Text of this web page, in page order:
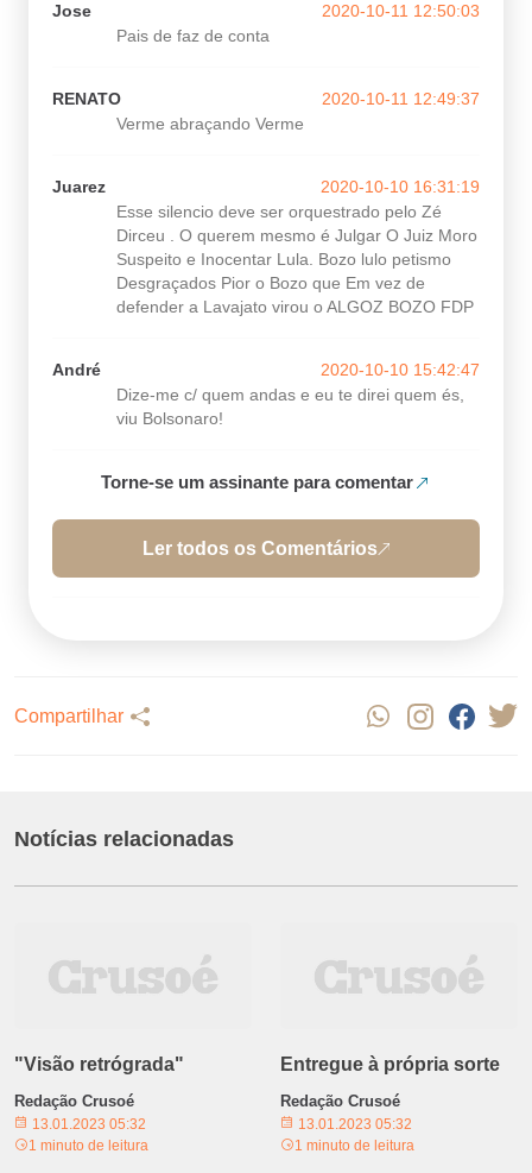
Jose
2020-10-11 12:50:03
Pais de faz de conta
RENATO
2020-10-11 12:49:37
Verme abraçando Verme
Juarez
2020-10-10 16:31:19
Esse silencio deve ser orquestrado pelo Zé
Dirceu . O querem mesmo é Julgar O Juiz Moro
Suspeito e Inocentar Lula. Bozo lulo petismo
Desgraçados Pior o Bozo que Em vez de
defender a Lavajato virou o ALGOZ BOZO FDP
André
2020-10-10 15:42:47
Dize-me c/ quem andas e eu te direi quem és,
viu Bolsonaro!
Torne-se um assinante para comentar
Ler todos os Comentários
Compartilhar
Notícias relacionadas
"Visão retrógrada"
Redação Crusoé
13.01.2023 05:32
1 minuto de leitura
Entregue à própria sorte
Redação Crusoé
13.01.2023 05:32
1 minuto de leitura